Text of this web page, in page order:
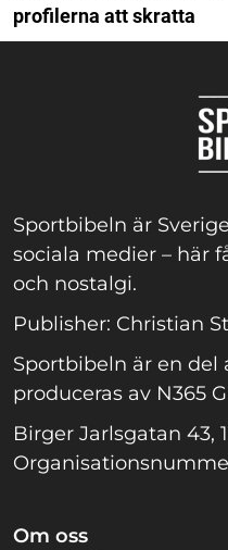
profilerna att skratta
Sportbibeln är
sociala medier – här
och nostalgi.
Publisher: Christian
Sportbibeln är en del
produceras av N365
Birger Jarlsgatan 43,
Om oss